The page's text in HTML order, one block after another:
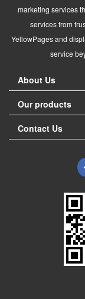
marketing services
services from
YellowPages and
service
About Us
Our products
Contact Us